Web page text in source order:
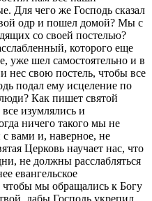
Для чего же Господь сказал
одр и пошел домой? Мы с
со своей постелью?
которого еще
уже шел самостоятельно и в
нес свою постель, чтобы все
подал ему исцеление по
Как пишет святой
изумлялись и
ничего такого мы не
вами и, наверное, не
Церковь научает нас, что
не должны расслабляться
евангельское
чтобы мы обращались к Богу
дабы Господь укрепил